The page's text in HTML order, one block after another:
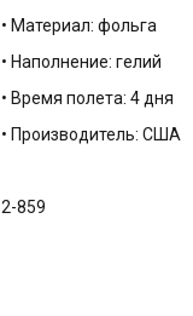
• Материал: фольга
• Наполнение: гелий
• Время полета: 4 дня
• Производитель: США
2-859